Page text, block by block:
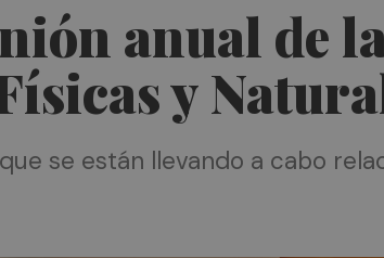
anual de
y
se están llevando a cabo